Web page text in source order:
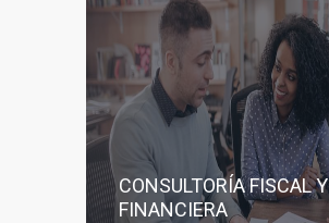
CONSULTORÍA FISCAL Y
FINANCIERA